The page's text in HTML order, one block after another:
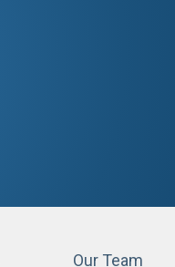
Our Team